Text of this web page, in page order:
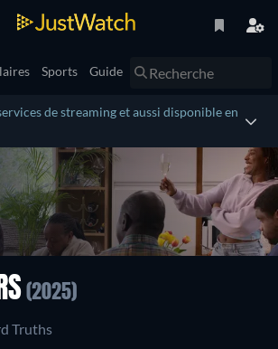
Sports Guide
de streaming et aussi disponible en
(2025)
Truths